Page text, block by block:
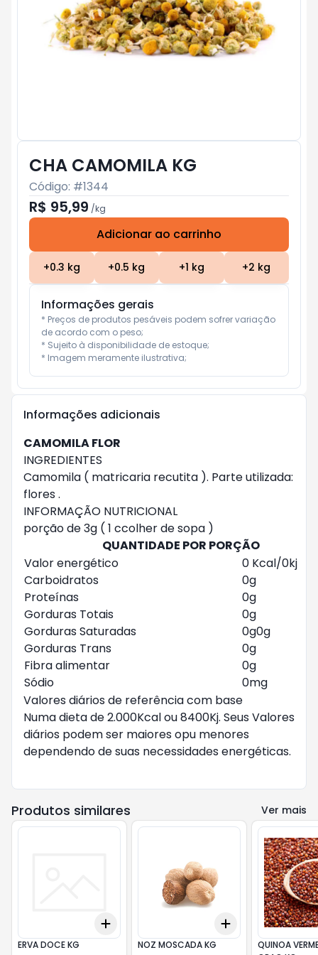
CHA CAMOMILA KG
Código: #1344
R$ 95,99 /kg
Adicionar ao carrinho
+0.3 kg +0.5 kg +1 kg +2 kg
Informações gerais
* Preços de produtos pesáveis podem sofrer variação
de acordo com o peso;
* Sujeito à disponibilidade de estoque;
* Imagem meramente ilustrativa;
Informações adicionais
CAMOMILA FLOR
INGREDIENTES
Camomila ( matricaria recutita ). Parte utilizada:
flores .
INFORMAÇÃO NUTRICIONAL
porção de 3g ( 1 ccolher de sopa )
QUANTIDADE POR PORÇÃO
Valor energético
Carboidratos
Proteínas
Gorduras Totais
Gorduras Saturadas
Gorduras Trans
Fibra alimentar
Sódio
0 Kcal/0kj
0g
0g
0g
0g0g
0g
0g
0mg
Valores diários de referência com base
Numa dieta de 2.000Kcal ou 8400Kj. Seus Valores
diários podem ser maiores opu menores
dependendo de suas necessidades energéticas.
Produtos similares Ver mais
Add
ERVA DOCE KG
+0.5 +1
Add
NOZ MOSCADA KG
QUINOA